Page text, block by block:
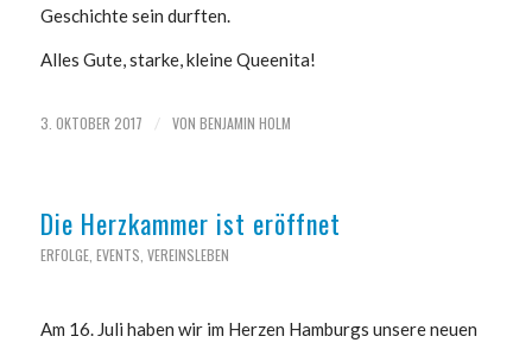
Geschichte sein durften.
Alles Gute, starke, kleine Queenita!
3. OKTOBER 2017 / VON BENJAMIN HOLM
Die Herzkammer ist eröffnet
ERFOLGE, EVENTS VEREINSLEBEN
Am 16. Juli haben wir im Herzen Hamburgs unsere neuen